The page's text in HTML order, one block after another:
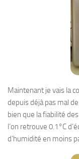
Maintenant je vais la
depuis déjà pas mal
bien que la fiabilité
l’on retrouve 0.1°C
d’humidité en moins